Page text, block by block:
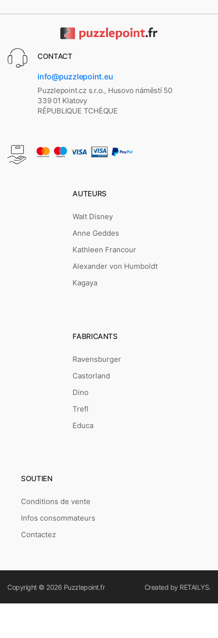
CONTACT
info@puzzlepoint.eu
Puzzlepoint.cz s.r.o., Husovo náměstí 50
339 01 Klatovy
RÉPUBLIQUE TCHÈQUE
AUTEURS
Walt Disney
Anne Geddes
Kathleen Francour
Alexander von Humboldt
Kagaya
FABRICANTS
Ravensburger
Castorland
Dino
Trefl
Educa
SOUTIEN
Conditions de vente
Infos consommateurs
Contactez
Copyright © 2026 Puzzlepoint.fr Created by RETAILYS.